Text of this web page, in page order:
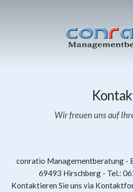
Wir freuen uns auf
conratio Managementberatung -
69493 Hirschberg - Tel.:
Kontaktieren Sie uns via